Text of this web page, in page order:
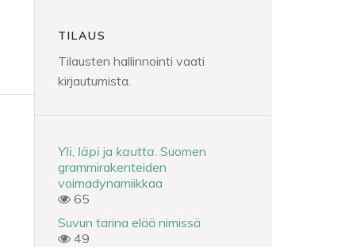
TILAUS
Tilausten hallinnointi vaati
kirjautumista.
Yli läpi ja kautta . Suomen
grammirakenteiden
voimadynamiikkaa
65
Suvun tarina elää nimissä
49